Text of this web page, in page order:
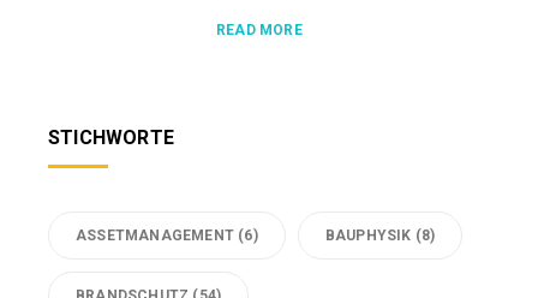
READ MORE
STICHWORTE
ASSETMANAGEMENT (6) BAUPHYSIK (8)